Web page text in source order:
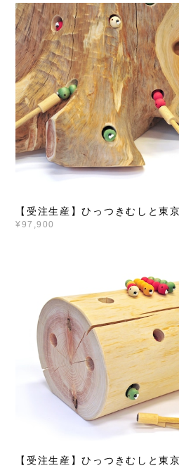
【受注生産】ひっつきむしと東
¥97,900
【受注生産】ひっつきむしと東